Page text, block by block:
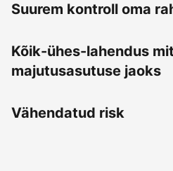
Suurem kontroll oma
Kõik-ühes-lahendus
majutusasutuse jaoks
Vähendatud risk